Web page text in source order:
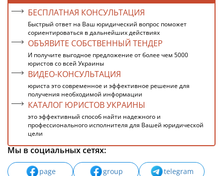
БЕСПЛАТНАЯ КОНСУЛЬТАЦИЯ
Быстрый ответ на Ваш юридический вопрос поможет
сориентироваться в дальнейших действиях
ОБЪЯВИТЕ СОБСТВЕННЫЙ ТЕНДЕР
И получите выгодное предложение от более чем 5000
юристов со всей Украины
ВИДЕО-КОНСУЛЬТАЦИЯ
юриста это современное и эффективное решение для
получения необходимой информации
КАТАЛОГ ЮРИСТОВ УКРАИНЫ
это эффективный способ найти надежного и
профессионального исполнителя для Вашей юридической
цели
Мы в социальных сетях:
page group
telegram